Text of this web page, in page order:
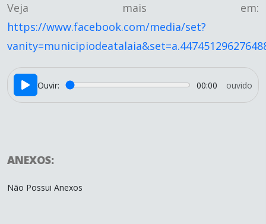
Veja mais em:
https://www.facebook.com/media/set?
Ouvir: 00:00 ouvido
ANEXOS:
Não Possui Anexos